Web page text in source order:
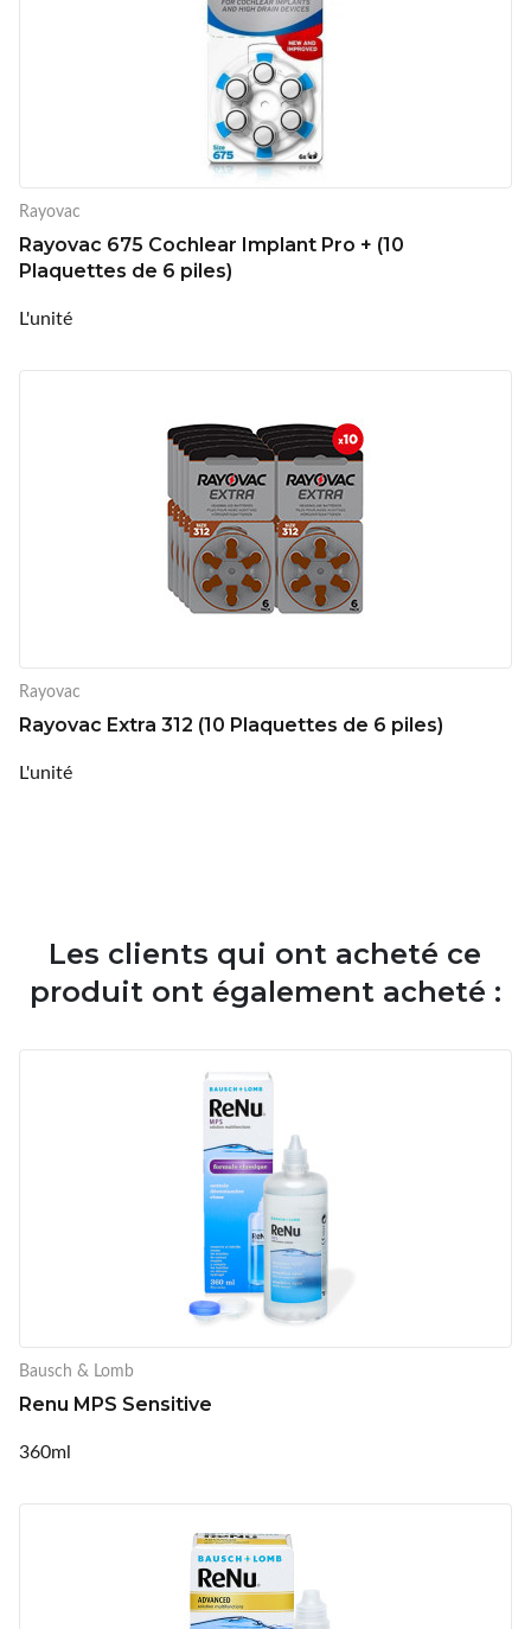
Rayovac
Rayovac 675 Cochlear Implant Pro + (10
Plaquettes de 6 piles)
L'unité
Rayovac
Rayovac Extra 312 (10 Plaquettes de 6 piles)
L'unité
Les clients qui ont acheté ce
produit ont également acheté :
Bausch & Lomb
Renu MPS Sensitive
360ml